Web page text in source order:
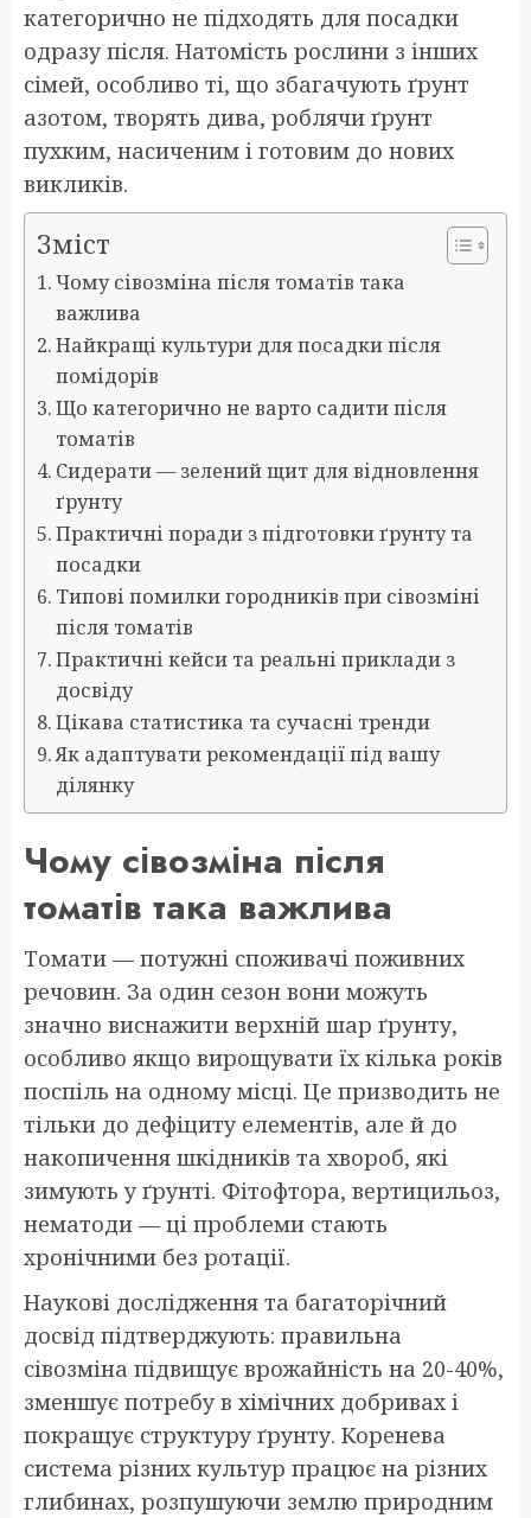
категорично не підходять для посадки
одразу після. Натомість рослини з інших
сімей, особливо ті, що збагачують ґрунт
азотом, творять дива, роблячи ґрунт
пухким, насиченим і готовим до нових
викликів.
Зміст
Чому сівозміна після томатів така
важлива
Найкращі культури для посадки після
помідорів
Що категорично не варто садити після
томатів
Сидерати — зелений щит для відновлення
ґрунту
Практичні поради з підготовки ґрунту та
посадки
Типові помилки городників при сівозміні
після томатів
Практичні кейси та реальні приклади з
досвіду
Цікава статистика та сучасні тренди
Як адаптувати рекомендації під вашу
ділянку
Чому сівозміна після
томатів така важлива
Томати — потужні споживачі поживних
речовин. За один сезон вони можуть
значно виснажити верхній шар ґрунту,
особливо якщо вирощувати їх кілька років
поспіль на одному місці. Це призводить не
тільки до дефіциту елементів, але й до
накопичення шкідників та хвороб, які
зимують у ґрунті. Фітофтора, вертицильоз,
нематоди — ці проблеми стають
хронічними без ротації.
Наукові дослідження та багаторічний
досвід підтверджують: правильна
сівозміна підвищує врожайність на 20-40%,
зменшує потребу в хімічних добривах і
покращує структуру ґрунту. Коренева
система різних культур працює на різних
глибинах, розпушуючи землю природним